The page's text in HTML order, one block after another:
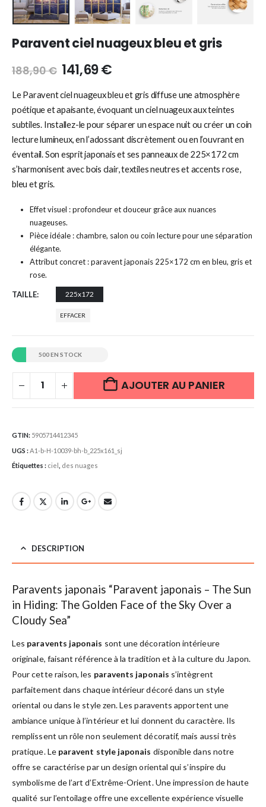
Paravent ciel nuageux bleu et gris
188,90€ 141,69€
Le Paravent ciel nuageux bleu et gris diffuse une atmosphère
poétique et apaisante, évoquant un ciel nuageux aux teintes
subtiles. Installez-le pour séparer un espace nuit ou créer un coin
lecture lumineux, en l’adossant discrètement ou en l’ouvrant en
éventail. Son esprit japonais et ses panneaux de 225×172 cm
s’harmonisent avec bois clair, textiles neutres et accents rose,
bleu et gris.
Effet visuel : profondeur et douceur grâce aux nuances
nuageuses.
Pièce idéale : chambre, salon ou coin lecture pour une séparation
élégante.
Attribut concret : paravent japonais 225×172 cm en bleu, gris et
rose.
TAILLE 225x172
EFFACER
500 EN STOCK
AJOUTER AU PANIER
GTIN: 5905714412345
UGS :A1-b-H-10039-bh-b_225x161_sj
Étiquettes : ciel des nuages
DESCRIPTION
Paravents japonais “Paravent japonais – The Sun
in Hiding: The Golden Face of the Sky Over a
Cloudy Sea”
Les paravents japonais sont une décoration intérieure
originale, faisant référence à la tradition et à la culture du Japon.
Pour cette raison, les paravents japonais s’intègrent
parfaitement dans chaque intérieur décoré dans un style
oriental ou dans le style zen. Les paravents apportent une
ambiance unique à l’intérieur et lui donnent du caractère. Ils
remplissent un rôle non seulement décoratif, mais aussi très
pratique. Le paravent style japonais disponible dans notre
offre se caractérise par un design oriental qui s’inspire du
symbolisme de l’art d’Extrême-Orient. Une impression de haute
qualité sur l’entoilage offre une excellente expérience visuelle